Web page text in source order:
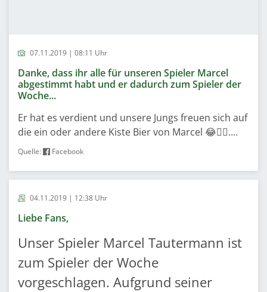
07.11.2019 | 08:11 Uhr
Danke, dass ihr alle für unseren Spieler Marcel
abgestimmt habt und er dadurch zum Spieler der
Woche...
Er hat es verdient und unsere Jungs freuen sich auf
die ein oder andere Kiste Bier von Marcel 😂✌🏻....
Quelle: Facebook
04.11.2019 | 12:38 Uhr
Liebe Fans,
Unser Spieler Marcel Tautermann ist
zum Spieler der Woche
vorgeschlagen. Aufgrund seiner